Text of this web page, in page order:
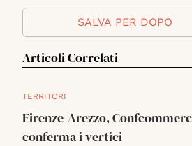
SALVA PER DOPO
Articoli Correlati
TERRITORI
Firenze-Arezzo,
conferma i vertici